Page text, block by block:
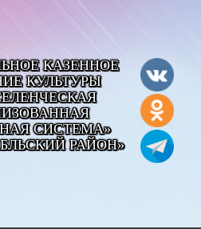
КАЗЕННОЕ
КУЛЬТУРЫ
СИСТЕМА»
РАЙОН»